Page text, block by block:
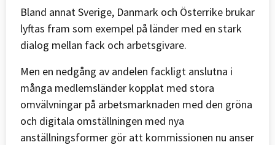
Bland annat Sverige, Danmark och Österrike brukar
lyftas fram som exempel på länder med en stark
dialog mellan fack och arbetsgivare.
Men en nedgång av andelen fackligt anslutna i
många medlemsländer kopplat med stora
omvälvningar på arbetsmarknaden med den gröna
och digitala omställningen med nya
anställningsformer gör att kommissionen nu anser